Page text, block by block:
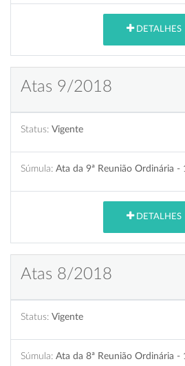
DETALHES
Atas 9/2018
Status: Vigente
Súmula: Ata da 9ª Reunião Ordinária
DETALHES
Atas 8/2018
Status: Vigente
Súmula: Ata da 8ª Reunião Ordinária